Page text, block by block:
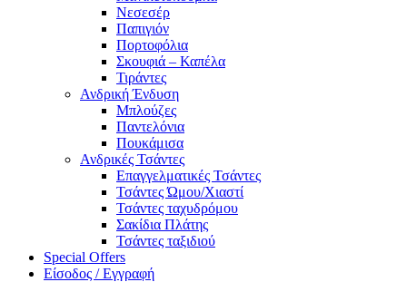
Νεσεσέρ
Παπιγιόν
Πορτοφόλια
Σκουφιά – Καπέλα
Τιράντες
Ανδρική Ένδυση
Μπλούζες
Παντελόνια
Πουκάμισα
Ανδρικές Τσάντες
Επαγγελματικές Τσάντες
Τσάντες Ώμου/Χιαστί
Τσάντες ταχυδρόμου
Σακίδια Πλάτης
Τσάντες ταξιδιού
Special Offers
Είσοδος / Εγγραφή